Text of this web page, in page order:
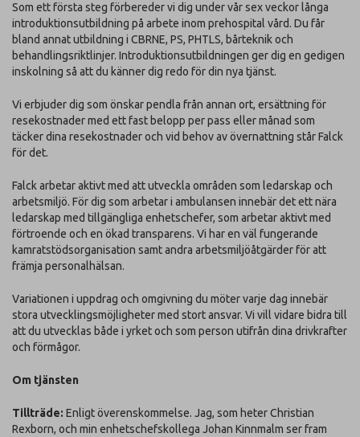
Som ett första steg förbereder vi dig under vår sex veckor långa
introduktionsutbildning på arbete inom prehospital vård. Du får
bland annat utbildning i CBRNE, PS, PHTLS, bårteknik och
behandlingsriktlinjer. Introduktionsutbildningen ger dig en gedigen
inskolning så att du känner dig redo för din nya tjänst.
Vi erbjuder dig som önskar pendla från annan ort, ersättning för
resekostnader med ett fast belopp per pass eller månad som
täcker dina resekostnader och vid behov av övernattning står Falck
för det.
Falck arbetar aktivt med att utveckla områden som ledarskap och
arbetsmiljö. För dig som arbetar i ambulansen innebär det ett nära
ledarskap med tillgängliga enhetschefer, som arbetar aktivt med
förtroende och en ökad transparens. Vi har en väl fungerande
kamratstödsorganisation samt andra arbetsmiljöåtgärder för att
främja personalhälsan.
Variationen i uppdrag och omgivning du möter varje dag innebär
stora utvecklingsmöjligheter med stort ansvar. Vi vill vidare bidra till
att du utvecklas både i yrket och som person utifrån dina drivkrafter
och förmågor.
Om tjänsten
Tillträde: Enligt överenskommelse. Jag, som heter Christian
Rexborn, och min enhetschefskollega Johan Kinnmalm ser fram